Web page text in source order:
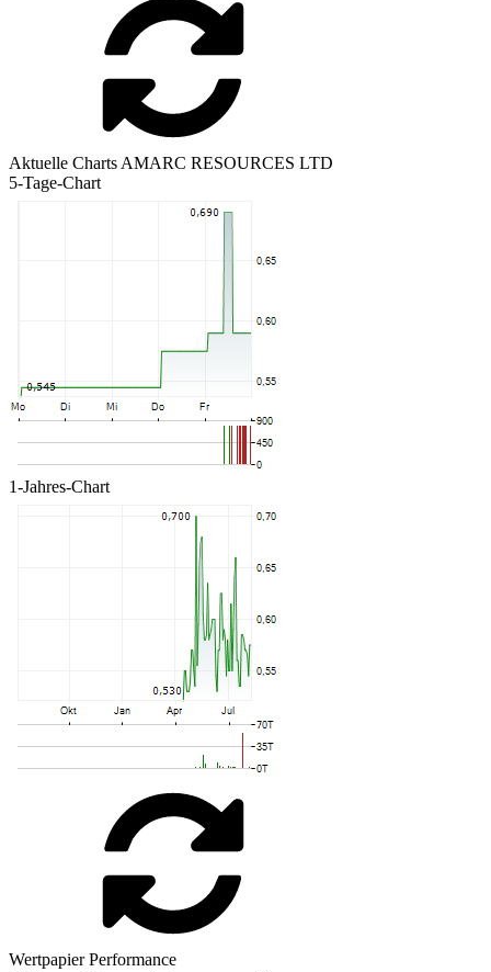
Aktuelle Charts AMARC RESOURCES LTD
5-Tage-Chart
1-Jahres-Chart
Wertpapier Performance